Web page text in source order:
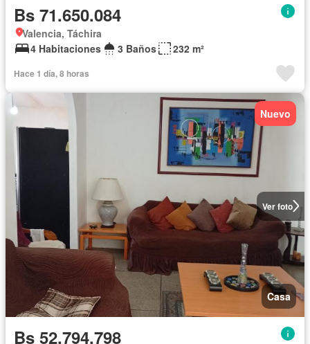
Bs 71.650.084
Valencia, Táchira
4 Habitaciones
3 Baños 232 m²
Hace 1 día, 8 horas
Ver foto
Nuevo
Casa
Bs 52.794.798